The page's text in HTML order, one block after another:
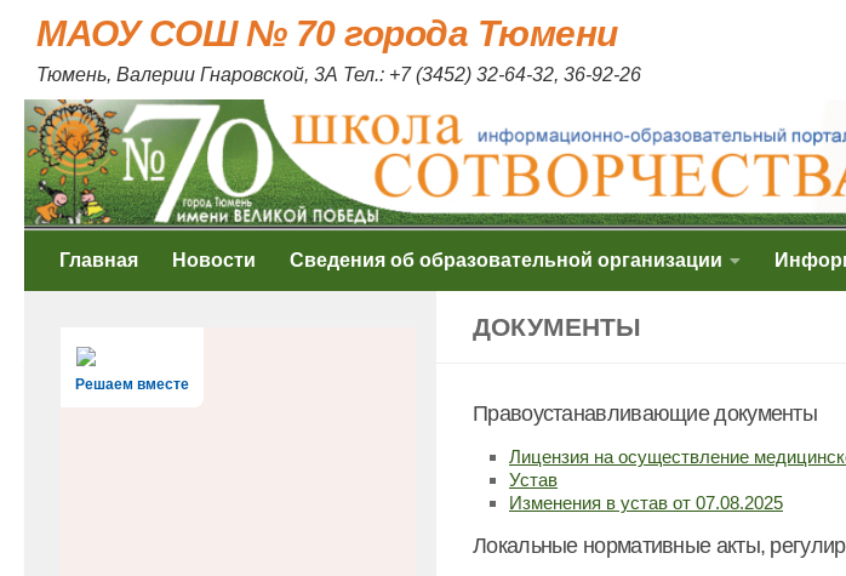
Skip to content
МАОУ СОШ № 70 города Тюмени
Тюмень, Валерии Гнаровской, 3А Тел.: +7 (3452) 32-64-32, 36-92-26
Главная Новости Сведения об образовательной организации
ДОКУМЕНТЫ
Правоустанавливающие документы
Лицензия на осуществление
Устав
Изменения в устав от 07.08.2025
Локальные нормативные акты,
Решаем вместе